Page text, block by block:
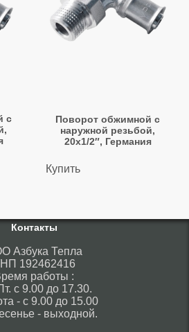
с
Поворот обжимной с
наружной резьбой,
20х1/2″, Германия
Купить
Контакты
Азбука Тепла
192462416
работы :
с 9.00 до 17.30.
- с 9.00 до 15.00
- выходной.